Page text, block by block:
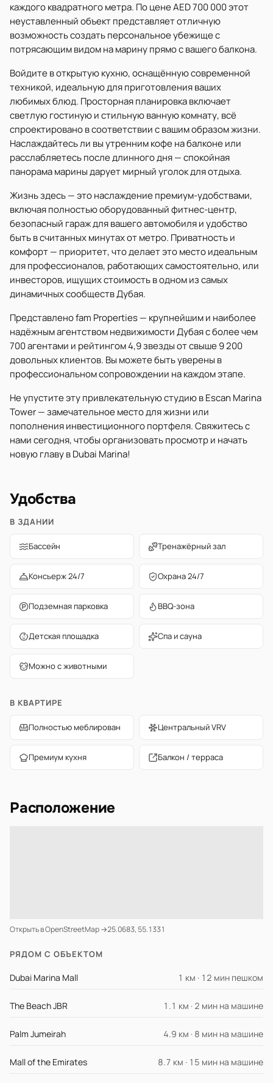
каждого квадратного метра. По цене AED 700 000 этот
неуставленный объект представляет отличную
возможность создать персональное убежище с
потрясающим видом на марину прямо с вашего балкона.
Войдите в открытую кухню, оснащённую современной
техникой, идеальную для приготовления ваших
любимых блюд. Просторная планировка включает
светлую гостиную и стильную ванную комнату, всё
спроектировано в соответствии с вашим образом жизни.
Наслаждайтесь ли вы утренним кофе на балконе или
расслабляетесь после длинного дня — спокойная
панорама марины дарует мирный уголок для отдыха.
Жизнь здесь — это наслаждение премиум-удобствами,
включая полностью оборудованный фитнес-центр,
безопасный гараж для вашего автомобиля и удобство
быть в считанных минутах от метро. Приватность и
комфорт — приоритет, что делает это место идеальным
для профессионалов, работающих самостоятельно, или
инвесторов, ищущих стоимость в одном из самых
динамичных сообществ Дубая.
Представлено fam Properties — крупнейшим и наиболее
надёжным агентством недвижимости Дубая с более чем
700 агентами и рейтингом 4,9 звезды от свыше 9 200
довольных клиентов. Вы можете быть уверены в
профессиональном сопровождении на каждом этапе.
Не упустите эту привлекательную студию в Escan Marina
Tower — замечательное место для жизни или
пополнения инвестиционного портфеля. Свяжитесь с
нами сегодня, чтобы организовать просмотр и начать
новую главу в Dubai Marina!
Удобства
В ЗДАНИИ
Бассейн Тренажёрный зал
Консьерж 24/7 Охрана 24/7
Подземная парковка BBQ-зона
Детская площадка Спа и сауна
Можно с животными
В КВАРТИРЕ
Полностью меблирован Центральный VRV
Премиум кухня Балкон / терраса
Расположение
Открыть в OpenStreetMap →25.0683, 55.1331
РЯДОМ С ОБЪЕКТОМ
Dubai Marina Mall 1 км · 12 мин пешком
The Beach JBR 1.1 км · 2 мин на машине
Palm Jumeirah 4.9 км · 8 мин на машине
Mall of the Emirates 8.7 км · 15 мин на машине